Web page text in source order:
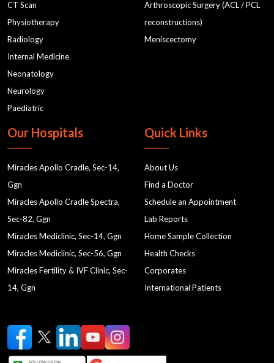
CT Scan
Physiotherapy
Radiology
Internal Medicine
Neonatology
Neurology
Paediatric
Arthroscopic Surgery (ACL / PCL
reconstructions)
Meniscectomy
Our Hospitals
Miracles Apollo Cradle, Sec-14,
Ggn
Miracles Apollo Cradle Spectra,
Sec-82, Ggn
Miracles Mediclinic, Sec-14, Ggn
Miracles Mediclinic, Sec-56, Ggn
Miracles Fertility & IVF Clinic, Sec-
14, Ggn
Quick Links
About Us
Find a Doctor
Schedule an Appointment
Lab Reports
Home Sample Collection
Health Checks
Corporates
International Patients